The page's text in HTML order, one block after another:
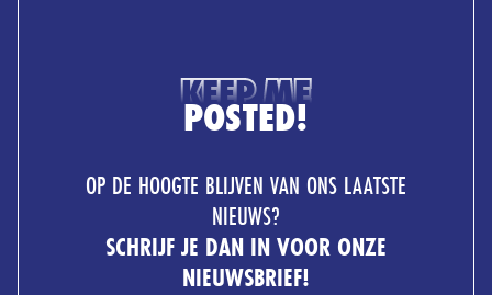
KEEP ME
POSTED!
OP DE HOOGTE BLIJVEN VAN ONS LAATSTE
NIEUWS?
SCHRIJF JE DAN IN VOOR ONZE
NIEUWSBRIEF!